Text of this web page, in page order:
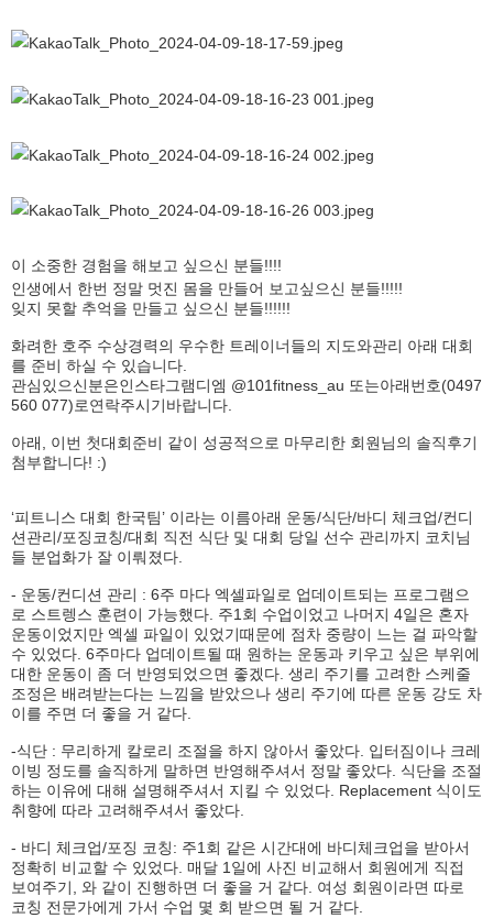
이 소중한 경험을 해보고 싶으신 분들!!!!
인생에서 한번 정말 멋진 몸을 만들어 보고싶으신 분들!!!!!
잊지 못할 추억을 만들고 싶으신 분들!!!!!!
화려한 호주 수상경력의 우수한 트레이너들의 지도와관리 아래 대회
를 준비 하실 수 있습니다.
관심있으신분은인스타그램디엠 @101fitness_au 또는아래번호(0497
560 077)로연락주시기바랍니다.
아래, 이번 첫대회준비 같이 성공적으로 마무리한 회원님의 솔직후기
첨부합니다! :)
‘피트니스 대회 한국팀’ 이라는 이름아래 운동/식단/바디 체크업/컨디
션관리/포징코칭/대회 직전 식단 및 대회 당일 선수 관리까지 코치님
들 분업화가 잘 이뤄졌다.
- 운동/컨디션 관리 : 6주 마다 엑셀파일로 업데이트되는 프로그램으
로 스트렝스 훈련이 가능했다. 주1회 수업이었고 나머지 4일은 혼자
운동이었지만 엑셀 파일이 있었기때문에 점차 중량이 느는 걸 파악할
수 있었다. 6주마다 업데이트될 때 원하는 운동과 키우고 싶은 부위에
대한 운동이 좀 더 반영되었으면 좋겠다. 생리 주기를 고려한 스케줄
조정은 배려받는다는 느낌을 받았으나 생리 주기에 따른 운동 강도 차
이를 주면 더 좋을 거 같다.
-식단 : 무리하게 칼로리 조절을 하지 않아서 좋았다. 입터짐이나 크레
이빙 정도를 솔직하게 말하면 반영해주셔서 정말 좋았다. 식단을 조절
하는 이유에 대해 설명해주셔서 지킬 수 있었다. Replacement 식이도
취향에 따라 고려해주셔서 좋았다.
- 바디 체크업/포징 코칭: 주1회 같은 시간대에 바디체크업을 받아서
정확히 비교할 수 있었다. 매달 1일에 사진 비교해서 회원에게 직접
보여주기, 와 같이 진행하면 더 좋을 거 같다. 여성 회원이라면 따로
코칭 전문가에게 가서 수업 몇 회 받으면 될 거 같다.